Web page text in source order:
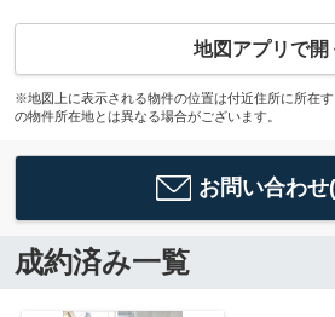
地図アプリで開
※地図上に表示される物件の位置は付近住所に所在
の物件所在地とは異なる場合がございます。
お問い合わせ
成約済み一覧